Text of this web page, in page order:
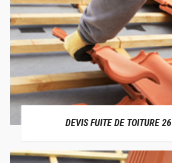
DEVIS FUITE DE TOITURE